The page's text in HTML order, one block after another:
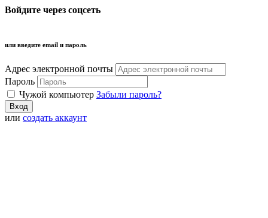
Войдите через соцсеть
или введите email и пароль
Адрес электронной почты
Пароль
Чужой компьютер Забыли пароль?
или создать аккаунт